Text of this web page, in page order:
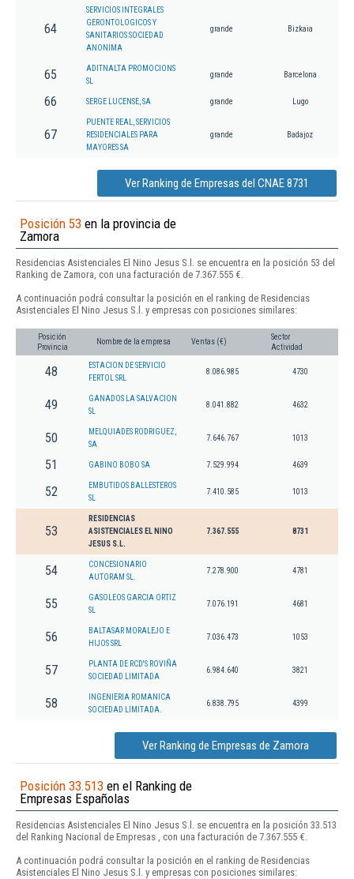
64
SERVICIOS INTEGRALES
GERONTOLOGICOS Y
SANITARIOS SOCIEDAD
ANONIMA
grande Bizkaia
65
ADITNALTA PROMOCIONS
SL
grande Barcelona
66 SERGE LUCENSE, SA grande Lugo
67
PUENTE REAL, SERVICIOS
RESIDENCIALES PARA
MAYORES SA
grande Badajoz
Ver Ranking de Empresas del CNAE 8731
Posición 53 en la provincia de
Zamora
Residencias Asistenciales El Nino Jesus S.l. se encuentra en la posición 53 del
Ranking de Zamora, con una facturación de 7.367.555 €.
A continuación podrá consultar la posición en el ranking de Residencias
Asistenciales El Nino Jesus S.l. y empresas con posiciones similares:
Posición
Provincia
Nombre de la empresa Ventas (€)
Sector
Actividad
48
ESTACION DE SERVICIO
FERTOL SRL
8.086.985 4730
49
GANADOS LA SALVACION
SL
8.041.882 4632
50
MELQUIADES RODRIGUEZ,
SA
7.646.767 1013
51 GABINO BOBO SA 7.529.994 4639
52
EMBUTIDOS BALLESTEROS
SL
7.410.585 1013
53
RESIDENCIAS
ASISTENCIALES EL NINO
JESUS S.L.
7.367.555 8731
54
CONCESIONARIO
AUTORAM SL.
7.278.900 4781
55
GASOLEOS GARCIA ORTIZ
SL
7.076.191 4681
56
BALTASAR MORALEJO E
HIJOS SRL
7.036.473 1053
57
PLANTA DE RCD'S ROVIÑA
SOCIEDAD LIMITADA
6.984.640 3821
58
INGENIERIA ROMANICA
SOCIEDAD LIMITADA.
6.838.795 4399
Ver Ranking de Empresas de Zamora
Posición 33.513 en el Ranking de
Empresas Españolas
Residencias Asistenciales El Nino Jesus S.l. se encuentra en la posición 33.513
del Ranking Nacional de Empresas , con una facturación de 7.367.555 €.
A continuación podrá consultar la posición en el ranking de Residencias
Asistenciales El Nino Jesus S.l. y empresas con posiciones similares: